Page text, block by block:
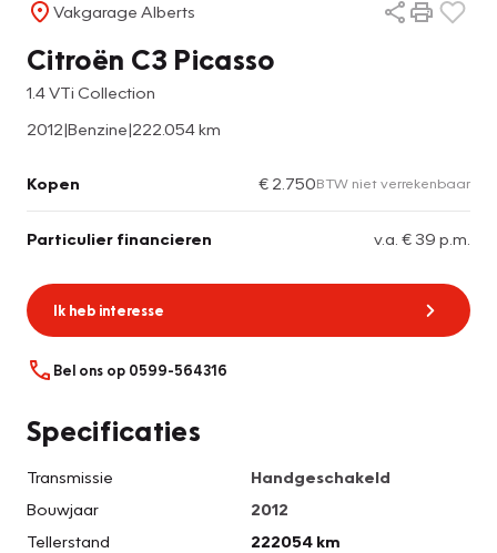
Vakgarage Alberts
Citroën C3 Picasso
1.4 VTi Collection
2012|Benzine|222.054 km
Kopen € 2.750BTW niet verrekenbaar
Particulier financieren v.a. € 39 p.m.
Ik heb interesse
Bel ons op 0599-564316
Specificaties
Transmissie
Handgeschakeld
Bouwjaar
2012
Tellerstand
222054 km